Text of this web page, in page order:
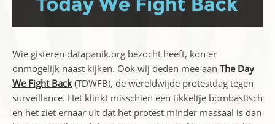
Wie gisteren datapanik.org bezocht heeft, kon er
onmogelijk naast kijken. Ook wij deden mee aan The Day
We Fight Back(TDWFB), de wereldwijde protestdag tegen
surveillance. Het klinkt misschien een tikkeltje bombastisch
en het ziet ernaar uit dat het protest minder massaal is dan